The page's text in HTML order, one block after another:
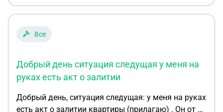
снизу изначально довольно убитая, но теперь
видимо мне предъявят претензии относительно
испорченного старого паркета. Учитывается ли
подписывать акты и можно ли в них указывать
какие-то моменты, с которыми я не согласен? Как
Все
Добрый день ситуация следущая у меня на
руках есть акт о залитии
Добрый день, ситуация следущая: у меня на руках
есть акт о залитии квартиры (прилагаю) . Он от 31